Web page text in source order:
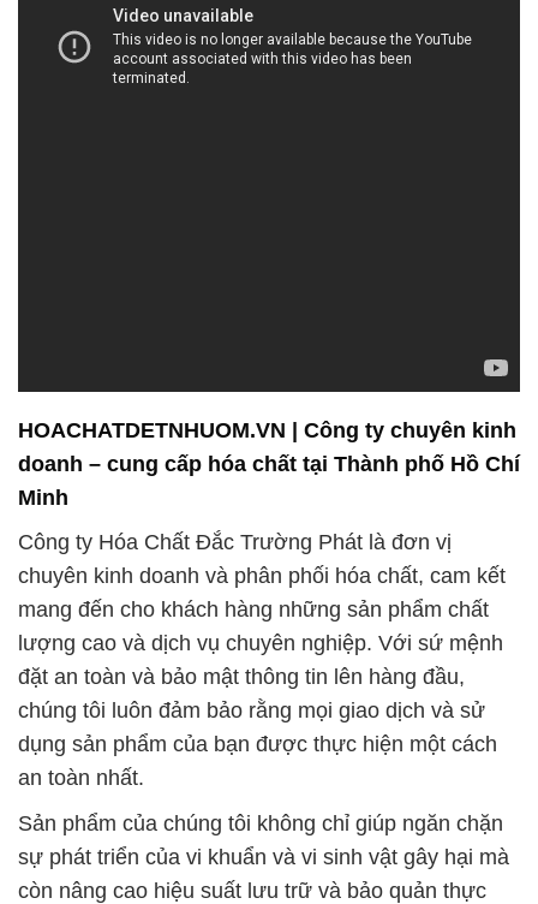
HOACHATDETNHUOM.VN | Công ty chuyên kinh
doanh – cung cấp hóa chất tại Thành phố Hồ Chí
Minh
Công ty Hóa Chất Đắc Trường Phát là đơn vị
chuyên kinh doanh và phân phối hóa chất, cam kết
mang đến cho khách hàng những sản phẩm chất
lượng cao và dịch vụ chuyên nghiệp. Với sứ mệnh
đặt an toàn và bảo mật thông tin lên hàng đầu,
chúng tôi luôn đảm bảo rằng mọi giao dịch và sử
dụng sản phẩm của bạn được thực hiện một cách
an toàn nhất.
Sản phẩm của chúng tôi không chỉ giúp ngăn chặn
sự phát triển của vi khuẩn và vi sinh vật gây hại mà
còn nâng cao hiệu suất lưu trữ và bảo quản thực